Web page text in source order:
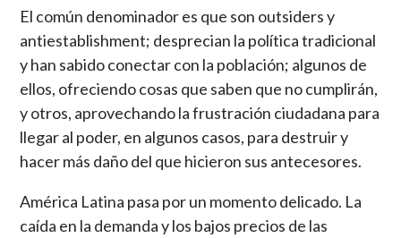
El común denominador es que son outsiders y
antiestablishment; desprecian la política tradicional
y han sabido conectar con la población; algunos de
ellos, ofreciendo cosas que saben que no cumplirán,
y otros, aprovechando la frustración ciudadana para
llegar al poder, en algunos casos, para destruir y
hacer más daño del que hicieron sus antecesores.
América Latina pasa por un momento delicado. La
caída en la demanda y los bajos precios de las